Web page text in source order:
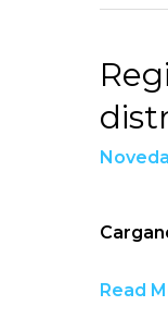
de
para
Read